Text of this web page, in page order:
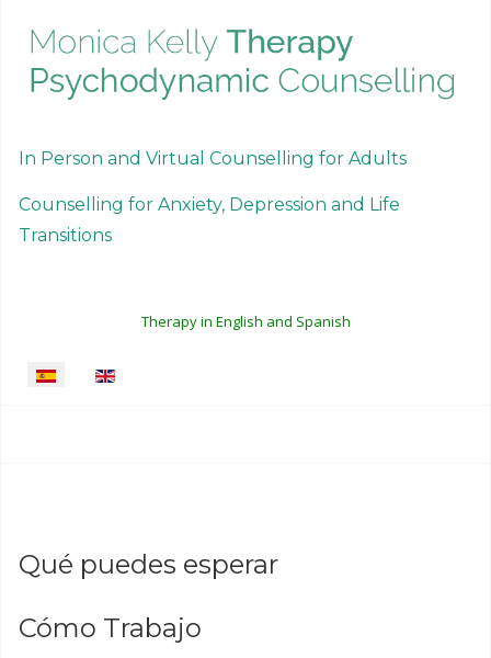
In Person and Virtual Counselling for Adults
Counselling for Anxiety, Depression and Life
Transitions
Therapy in English and Spanish
Seleccione su idioma
Qué puedes esperar
Cómo Trabajo